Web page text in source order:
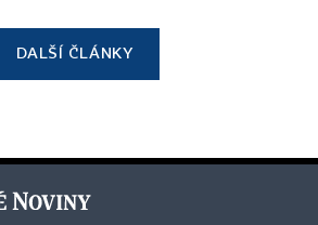
DALŠÍ ČLÁNKY